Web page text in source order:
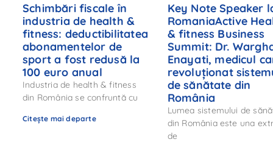
Schimbări fiscale în
industria de health &
fitness: deductibilitatea
abonamentelor de
sport a fost redusă la
100 euro anual
Industria de health & fitness
din România se confruntă cu
Citește mai departe
Key Note Speaker
RomaniaActive
& fitness Business
Summit: Dr.
Enayati, medicul
revoluționat
de sănătate din
România
Lumea sistemului de
din România este una
de